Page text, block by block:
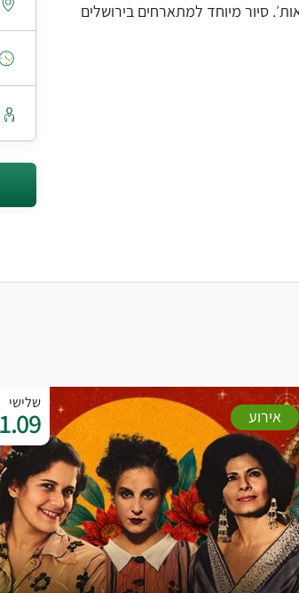
סיור מיוחד למתארחים בירושלים
שלישי
אירוע